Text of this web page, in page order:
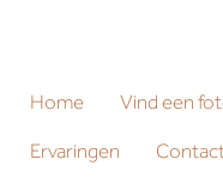
Home Vind een
Ervaringen